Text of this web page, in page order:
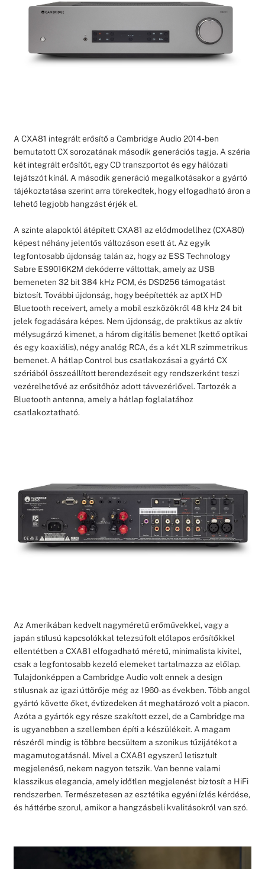
A CXA81 integrált erősítő a Cambridge Audio 2014-ben
bemutatott CX sorozatának második generációs tagja. A széria
két integrált erősítőt, egy CD transzportot és egy hálózati
lejátszót kínál. A második generáció megalkotásakor a gyártó
tájékoztatása szerint arra törekedtek, hogy elfogadható áron a
lehető legjobb hangzást érjék el.
A szinte alapoktól átépített CXA81 az elődmodellhez (CXA80)
képest néhány jelentős változáson esett át. Az egyik
legfontosabb újdonság talán az, hogy az ESS Technology
Sabre ES9016K2M dekóderre váltottak, amely az USB
bemeneten 32 bit 384 kHz PCM, és DSD256 támogatást
biztosít. További újdonság, hogy beépítették az aptX HD
Bluetooth receivert, amely a mobil eszközökről 48 kHz 24 bit
jelek fogadására képes. Nem újdonság, de praktikus az aktív
mélysugárzó kimenet, a három digitális bemenet (kettő optikai
és egy koaxiális), négy analóg RCA, és a két XLR szimmetrikus
bemenet. A hátlap Control bus csatlakozásai a gyártó CX
szériából összeállított berendezéseit egy rendszerként teszi
vezérelhetővé az erősítőhöz adott távvezérlővel. Tartozék a
Bluetooth antenna, amely a hátlap foglalatához
csatlakoztatható.
Az Amerikában kedvelt nagyméretű erőművekkel, vagy a
japán stílusú kapcsolókkal telezsúfolt előlapos erősítőkkel
ellentétben a CXA81 elfogadható méretű, minimalista kivitel,
csak a legfontosabb kezelő elemeket tartalmazza az előlap.
Tulajdonképpen a Cambridge Audio volt ennek a design
stílusnak az igazi úttörője még az 1960-as években. Több angol
gyártó követte őket, évtizedeken át meghatározó volt a piacon.
Azóta a gyártók egy része szakított ezzel, de a Cambridge ma
is ugyanebben a szellemben építi a készülékeit. A magam
részéről mindig is többre becsültem a szonikus tűzijátékot a
magamutogatásnál. Mivel a CXA81 egyszerű letisztult
megjelenésű, nekem nagyon tetszik. Van benne valami
klasszikus elegancia, amely időtlen megjelenést biztosít a HiFi
rendszerben. Természetesen az esztétika egyéni ízlés kérdése,
és háttérbe szorul, amikor a hangzásbeli kvalitásokról van szó.